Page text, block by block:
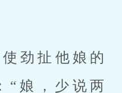
劲扯他娘的
“娘，少说两